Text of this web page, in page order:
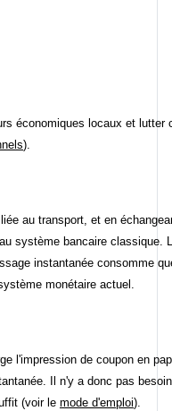
économiques locaux et lutter
).
au transport, et en
système bancaire classique.
instantanée consomme
monétaire actuel.
l'impression de coupon en
Il n'y a donc pas
(voir le mode d'emploi).